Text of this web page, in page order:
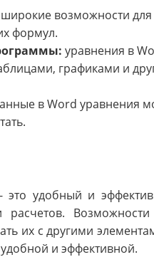
возможности для
формул.
уравнения в
графиками и
в Word уравнения
удобный и
расчетов.
их с другими
и эффективной.